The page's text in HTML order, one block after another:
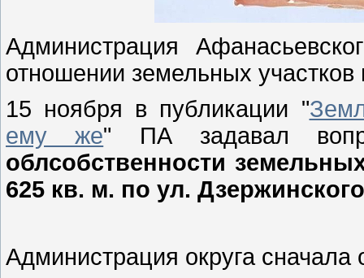
Администрация
отношении земельных
15 ноября в публикации "
ему же" ПА задавал
облсобственности
625 кв. м. по ул.
Администрация округа сначала